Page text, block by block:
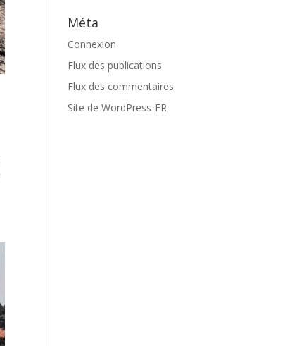
Méta
Connexion
Flux des publications
Flux des commentaires
Site de WordPress-FR